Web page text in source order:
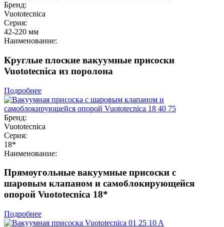
Бренд:
Vuototecnica
Серия:
42-220 мм
Наименование:
Круглые плоские вакуумные присоски
Vuototecnica из поролона
Подробнее
Бренд:
Vuototecnica
Серия:
18*
Наименование:
Прямоугольные вакуумные присоски с
шаровым клапаном и самоблокирующейся
опорой Vuototecnica 18*
Подробнее